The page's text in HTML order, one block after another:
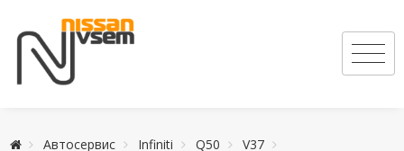
Автосервис Infiniti Q50
V37